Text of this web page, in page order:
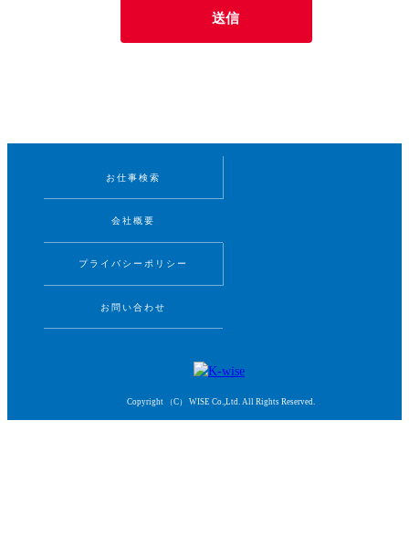
お仕事検索
会社概要
プライバシーポリシー
お問い合わせ
Copyright （C） WISE Co.,Ltd. All Rights Reserved.